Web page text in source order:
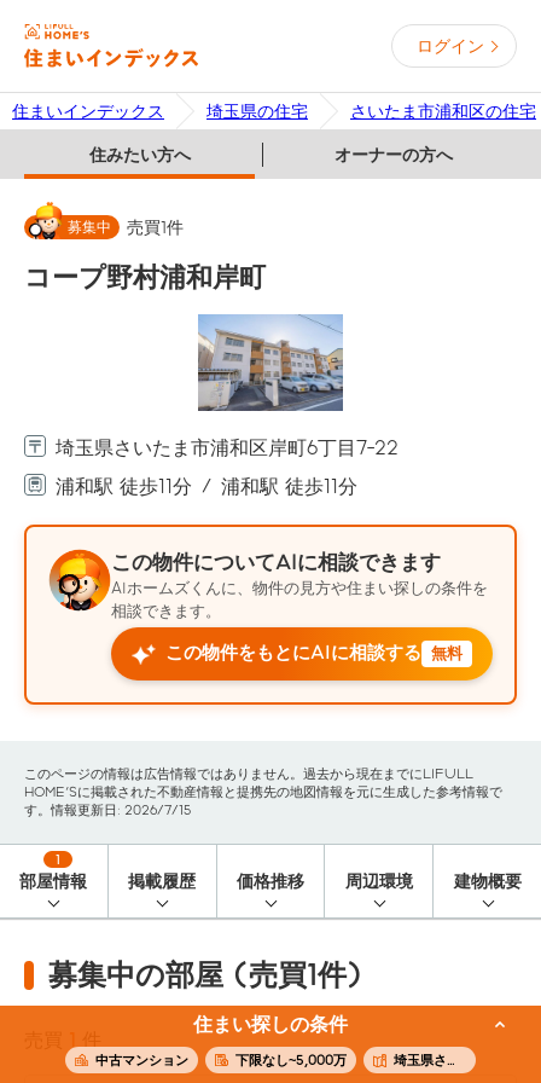
ログイン
住まいインデックス 埼玉県の住宅 さいたま市浦和区の住宅
住みたい方へ オーナーの方へ
住まい探しの条件
中古マンション 下限なし~5,000万 埼玉県さいたま市浦和区
募集中 売買1件
コープ野村浦和岸町
埼玉県さいたま市浦和区岸町6丁目7-22
浦和駅 徒歩11分
浦和駅 徒歩11分
この物件についてAIに相談できます
AIホームズくんに、物件の見方や住まい探しの条件を
相談できます。
この物件をもとにAIに相談する 無料
このページの情報は広告情報ではありません。過去から現在までにLIFULL
HOME'Sに掲載された不動産情報と提携先の地図情報を元に生成した参考情報で
す。情報更新日: 2026/7/15
部屋情報
1
掲載履歴 価格推移 周辺環境 建物概要
募集中の部屋 (売買1件)
1